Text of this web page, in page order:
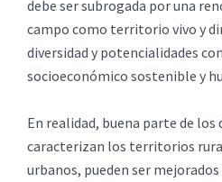
debe ser subrogada por una
campo como territorio vivo y
diversidad y potencialidades
socioeconómico sostenible y
En realidad, buena parte de los
caracterizan los territorios
urbanos, pueden ser